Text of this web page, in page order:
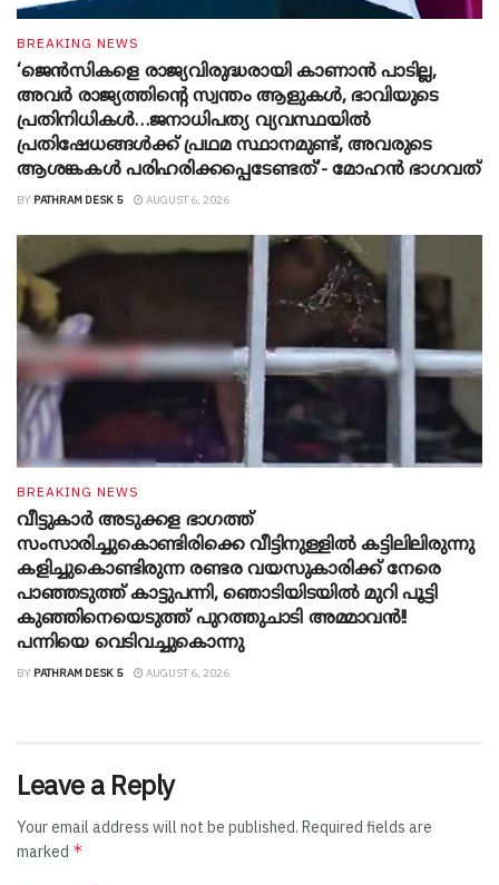
BREAKING NEWS
‘ജെൻസികളെ രാജ്യവിരുദ്ധരായി കാണാൻ പാടില്ല,
അവർ രാജ്യത്തിന്റെ സ്വന്തം ആളുകൾ, ഭാവിയുടെ
പ്രതിനിധികൾ…ജനാധിപത്യ വ്യവസ്ഥയിൽ
പ്രതിഷേധങ്ങൾക്ക് പ്രഥമ സ്ഥാനമുണ്ട്, അവരുടെ
ആശങ്കകൾ പരിഹരിക്കപ്പെടേണ്ടത്’- മോഹൻ ഭാ​ഗവത്
BY PATHRAM DESK 5 AUGUST 6, 2026
BREAKING NEWS
വീട്ടുകാർ അ‌ടുക്കള ഭാ​ഗത്ത്
സംസാരിച്ചുകൊണ്ടിരിക്കെ വീട്ടിനുള്ളിൽ കട്ടിലിലിരുന്നു
കളിച്ചുകൊണ്ടിരുന്ന രണ്ടര വയസുകാരിക്ക് നേരെ
പാഞ്ഞടുത്ത് കാട്ടുപന്നി, ‍ഞൊടിയി‌ടയിൽ മുറി പൂട്ടി
കുഞ്ഞിനെയെടുത്ത് പുറത്തുചാടി അമ്മാവൻ!!
പന്നിയെ വെടിവച്ചുകൊന്നു
BY PATHRAM DESK 5 AUGUST 6, 2026
Leave a Reply
Your email address will not be published. Required fields are
marked *